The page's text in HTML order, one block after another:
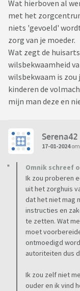
Wat hierboven al
met het
niets 'gevoeld'
zorg van je moeder.
Wat zegt de
wilsbekwaamheid
wilsbekwaam is zou
kinderen de
mijn man deze en
Serena42
17-01-2024om
Omnik schreef
Ik zou proberen
uit het zorghuis
dat het niet mag
instructies en
te zetten. Wat
moet
ontmoedigd
autoriteiten dus
Ik zou zelf niet
ouder en ik vind